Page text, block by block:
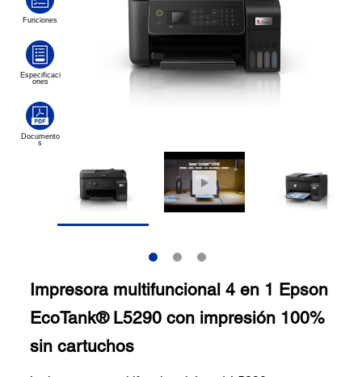
Impresora multifuncional 4 en 1 Epson
EcoTank® L5290 con impresión 100%
sin cartuchos